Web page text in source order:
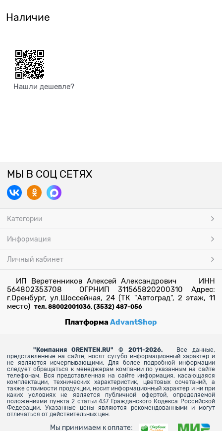
Наличие
Нашли дешевле?
МЫ В СОЦ СЕТЯХ
Категории
Информация
Личный кабинет
ИП Веретенников Алексей Александрович ИНН
564802353708 ОГРНИП 311565820200310 Адрес:
г.Оренбург, ул.Шоссейная, 24 (ТК "Автоград", 2 этаж, 11
место) тел. 88002001036, (3532) 487-056
ПлатформаAdvantShop
" Компания ORENTEN.RU" © 2011-2026.
Все данные,
представленные на сайте, носят сугубо информационный характер и
не являются исчерпывающими. Для более подробной информации
следует обращаться к менеджерам компании по указанным на сайте
телефонам. Вся представленная на сайте информация, касающаяся
комплектации, технических характеристик, цветовых сочетаний, а
также стоимости продукции, носит информационный характер и ни при
каких условиях не является публичной офертой, определяемой
положениями пункта 2 статьи 437 Гражданского Кодекса Российской
Федерации. Указанные цены являются рекомендованными и могут
отличаться от действительных цен.
Мы принимаем к оплате: